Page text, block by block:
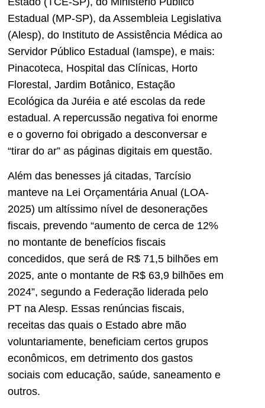
Estadual (MP-SP), da Assembleia Legislativa
(Alesp), do Instituto de Assistência Médica ao
Servidor Público Estadual (Iamspe), e mais:
Pinacoteca, Hospital das Clínicas, Horto
Florestal, Jardim Botânico, Estação
Ecológica da Juréia e até escolas da rede
estadual. A repercussão negativa foi enorme
e o governo foi obrigado a desconversar e
“tirar do ar” as páginas digitais em questão.
Além das benesses já citadas, Tarcísio
manteve na Lei Orçamentária Anual (LOA-
2025) um altíssimo nível de desonerações
fiscais, prevendo “aumento de cerca de 12%
no montante de benefícios fiscais
concedidos, que será de R$ 71,5 bilhões em
2025, ante o montante de R$ 63,9 bilhões em
2024”, segundo a Federação liderada pelo
PT na Alesp. Essas renúncias fiscais,
receitas das quais o Estado abre mão
voluntariamente, beneficiam certos grupos
econômicos, em detrimento dos gastos
sociais com educação, saúde, saneamento e
outros.